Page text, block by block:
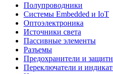
Полупроводники
Системы Embedded и IoT
Oптоэлектроника
Источники света
Пассивные элементы
Разъeмы
Предохранители и
Переключатели и